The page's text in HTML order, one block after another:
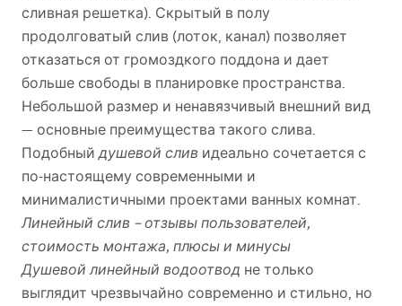
сливная решетка). Скрытый в полу
продолговатый слив (лоток, канал) позволяет
отказаться от громоздкого поддона и дает
больше свободы в планировке пространства.
Небольшой размер и ненавязчивый внешний вид
— основные преимущества такого слива.
Подобныйдушевой слив идеально сочетается с
по-настоящему современными и
минималистичными проектами ванных комнат.
Линейный слив – отзывы пользователей,
стоимость монтажа, плюсы и минусы
Душевой линейный водоотвод не только
выглядит чрезвычайно современно и стильно, но